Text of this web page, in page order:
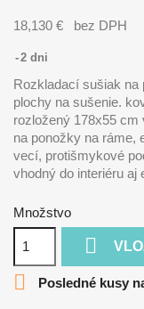
18,130 € bez DPH
2 dni
Rozkladací sušiak na
plochy na sušenie.
rozložený 178x55
na ponožky na ráme,
vecí, protišmykové
vhodný do interiéru aj
Množstvo

 Posledné kusy